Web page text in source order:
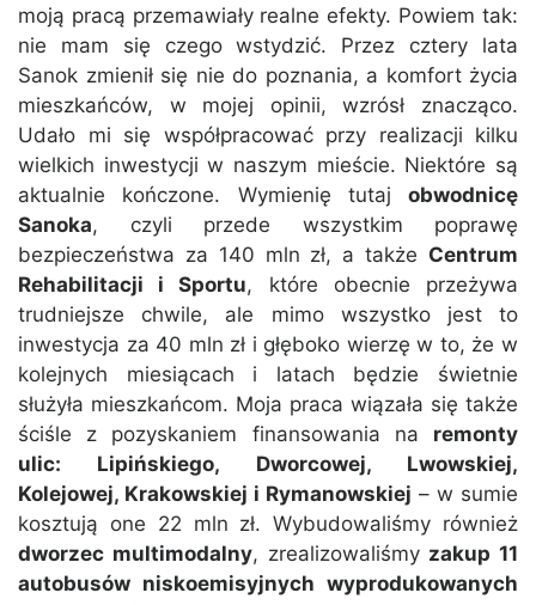
moją pracą przemawiały realne efekty. Powiem tak:
nie mam się czego wstydzić. Przez cztery lata
Sanok zmienił się nie do poznania, a komfort życia
mieszkańców, w mojej opinii, wzrósł znacząco.
Udało mi się współpracować przy realizacji kilku
wielkich inwestycji w naszym mieście. Niektóre są
aktualnie kończone. Wymienię tutaj obwodnicę
Sanoka, czyli przede wszystkim poprawę
bezpieczeństwa za 140 mln zł, a także Centrum
Rehabilitacji i Sportu, które obecnie przeżywa
trudniejsze chwile, ale mimo wszystko jest to
inwestycja za 40 mln zł i głęboko wierzę w to, że w
kolejnych miesiącach i latach będzie świetnie
służyła mieszkańcom. Moja praca wiązała się także
ściśle z pozyskaniem finansowania na remonty
ulic: Lipińskiego, Dworcowej, Lwowskiej,
Kolejowej, Krakowskiej i Rymanowskiej – w sumie
kosztują one 22 mln zł. Wybudowaliśmy również
dworzec multimodalny, zrealizowaliśmy zakup 11
autobusów niskoemisyjnych wyprodukowanych